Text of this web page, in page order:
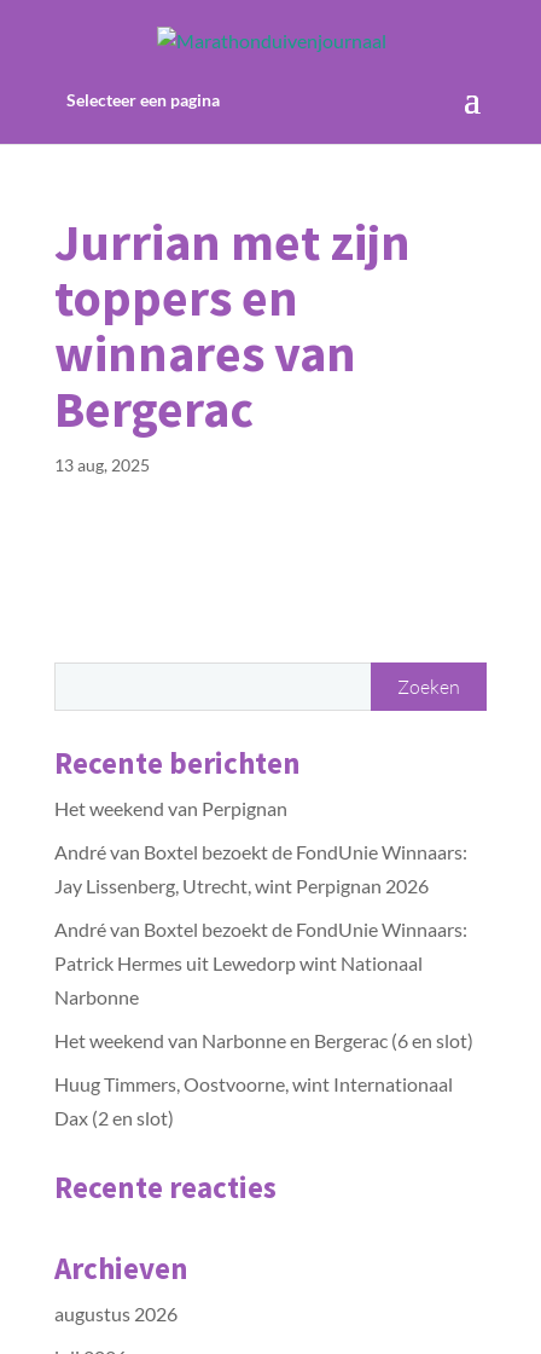
Selecteer een pagina
Jurrian met zijn
toppers en
winnares van
Bergerac
13 aug, 2025
Recente berichten
Het weekend van Perpignan
André van Boxtel bezoekt de FondUnie Winnaars:
Jay Lissenberg, Utrecht, wint Perpignan 2026
André van Boxtel bezoekt de FondUnie Winnaars:
Patrick Hermes uit Lewedorp wint Nationaal
Narbonne
Het weekend van Narbonne en Bergerac (6 en slot)
Huug Timmers, Oostvoorne, wint Internationaal
Dax (2 en slot)
Recente reacties
Archieven
augustus 2026